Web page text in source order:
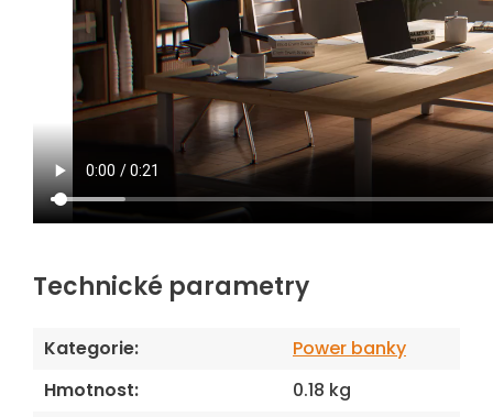
Technické parametry
Kategorie:
Power banky
Hmotnost:
0.18 kg